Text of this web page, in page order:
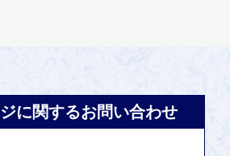
に関するお問い合わせ